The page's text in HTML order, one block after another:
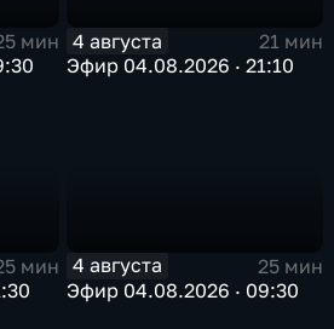
мин
4 августа
21 мин
Эфир 04.08.2026 · 21:10
мин
4 августа
25 мин
Эфир 04.08.2026 · 09:30